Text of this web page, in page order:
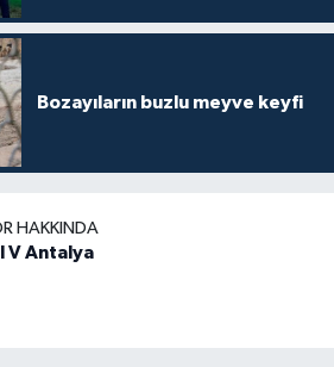
Bozayıların buzlu meyve keyfi
HAKKINDA
V Antalya